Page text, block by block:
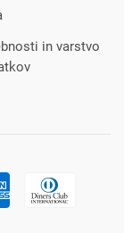
in varstvo